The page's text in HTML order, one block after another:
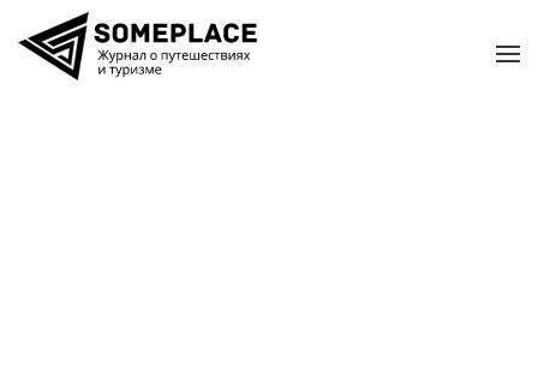
Перейти к содержимому